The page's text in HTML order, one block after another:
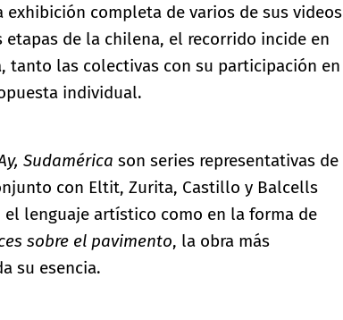
completa de varios de sus videos
de la chilena, el recorrido incide en
tanto las colectivas con su participación en
individual.
Sudamérica son series representativas de
con Eltit, Zurita, Castillo y Balcells
lenguaje artístico como en la forma de
sobre el pavimento, la obra más
su esencia.